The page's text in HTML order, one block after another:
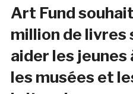
Art Fund
million de livres
aider les jeunes
les musées et